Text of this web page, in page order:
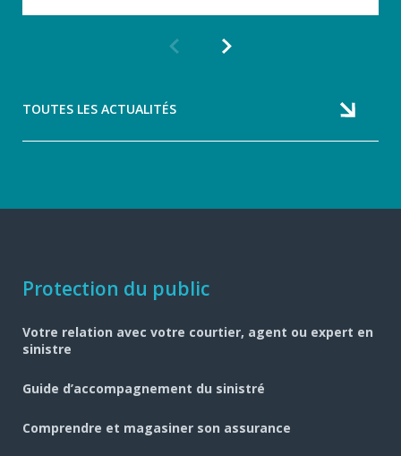
TOUTES LES ACTUALITÉS
Navigation
pied
de
page
Protection du public
Votre relation avec votre courtier, agent ou expert en
sinistre
Guide d’accompagnement du sinistré
Comprendre et magasiner son assurance